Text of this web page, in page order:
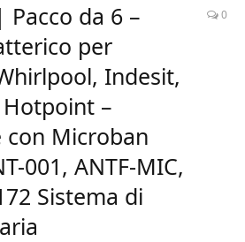
da 6 –
per
Indesit,
–
Microban
001, ANTF-MIC,
Sistema di
0